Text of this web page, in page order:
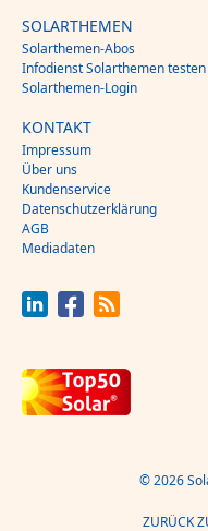
SOLARTHEMEN
Solarthemen-Abos
Infodienst Solarthemen testen
Solarthemen-Login
KONTAKT
Impressum
Über uns
Kundenservice
Datenschutzerklärung
AGB
Mediadaten
© 2026
ZURÜCK